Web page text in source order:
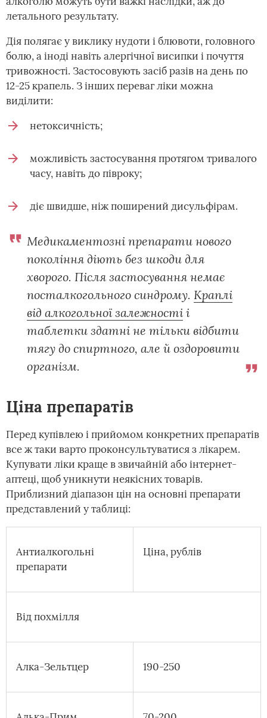
летального результату.
Дія полягає у виклику нудоти і блювоти, головного
болю, а іноді навіть алергічної висипки і почуття
тривожності. Застосовують засіб разів на день по
12-25 крапель. З інших переваг ліки можна
виділити:
нетоксичність;
можливість застосування протягом тривалого
часу, навіть до півроку;
діє швидше, ніж поширений дисульфірам.
Медикаментозні препарати нового
покоління діють без шкоди для
хворого. Після застосування немає
посталкогольного синдрому. Краплі
від алкогольної залежностіі
таблетки здатні не тільки відбити
тягу до спиртного, але й оздоровити
організм.
Ціна препаратів
Перед купівлею і прийомом конкретних препаратів
все ж таки варто проконсультуватися з лікарем.
Купувати ліки краще в звичайній або інтернет-
аптеці, щоб уникнути неякісних товарів.
Приблизний діапазон цін на основні препарати
представлений у таблиці:
Антиалкогольні
препарати
Ціна, рублів
Від похмілля
Алка-Зельтцер 190-250